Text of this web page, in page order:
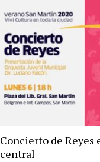
Concierto de Reyes
central